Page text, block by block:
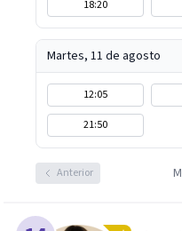
18:20
Martes, 11 de agosto
12:05
21:50
Anterior